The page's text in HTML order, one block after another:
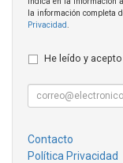
la información completa
Privacidad
He leído y acepto
Contacto
Política Privacidad